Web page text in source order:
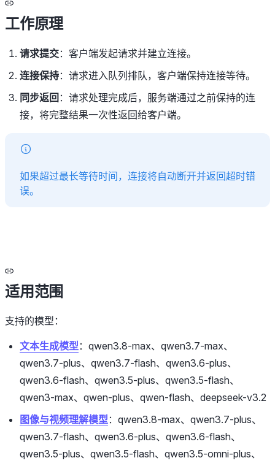
工作原理
请求提交：客户端发起请求并建立连接。
连接保持：请求进入队列排队，客户端保持连接等待。
同步返回：请求处理完成后，服务端通过之前保持的连
接，将完整结果一次性返回给客户端。
如果超过最长等待时间，连接将自动断开并返回超时错
误。
适用范围
支持的模型：
文本生成模型 ：qwen3.8-max、qwen3.7-max、
qwen3.7-plus、qwen3.7-flash、qwen3.6-plus、
qwen3.6-flash、qwen3.5-plus、qwen3.5-flash、
qwen3-max、qwen-plus、qwen-flash、deepseek-v3.2
图像与视频理解模型 ：qwen3.8-max、qwen3.7-plus、
qwen3.7-flash、qwen3.6-plus、qwen3.6-flash、
qwen3.5-plus、qwen3.5-flash、qwen3.5-omni-plus、